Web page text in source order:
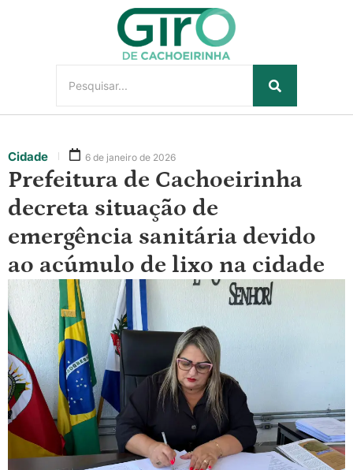
Cidade 6 de janeiro de 2026
Prefeitura de Cachoeirinha
decreta situação de
emergência sanitária devido
ao acúmulo de lixo na cidade